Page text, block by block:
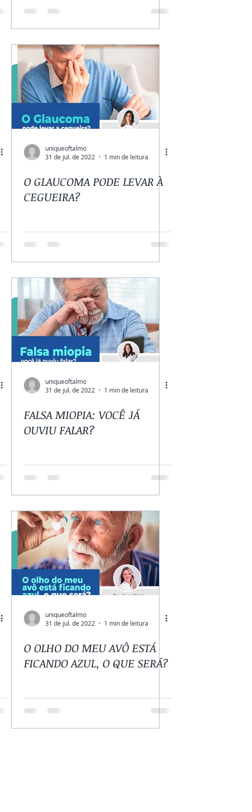
uniqueoftalmo
31 de jul. de 2022
1 min de leitura
O GLAUCOMA PODE LEVAR À
CEGUEIRA?
uniqueoftalmo
31 de jul. de 2022
1 min de leitura
FALSA MIOPIA: VOCÊ JÁ
OUVIU FALAR?
uniqueoftalmo
31 de jul. de 2022
1 min de leitura
O OLHO DO MEU AVÔ ESTÁ
FICANDO AZUL, O QUE SERÁ?